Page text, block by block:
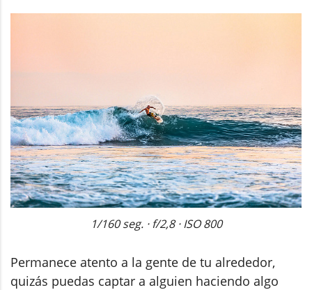
1/160 seg. · f/2,8 · ISO 800
Permanece atento a la gente de tu alrededor,
quizás puedas captar a alguien haciendo algo